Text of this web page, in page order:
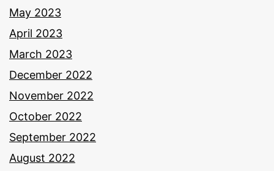
May 2023
April 2023
March 2023
December 2022
November 2022
October 2022
September 2022
August 2022